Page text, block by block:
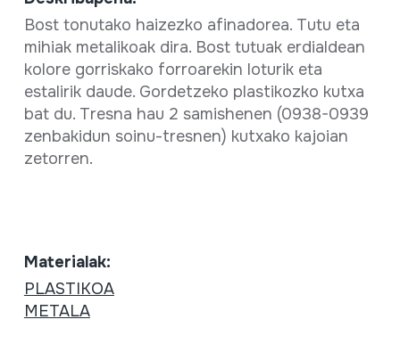
Bost tonutako haizezko afinadorea. Tutu eta
mihiak metalikoak dira. Bost tutuak erdialdean
kolore gorriskako forroarekin loturik eta
estalirik daude. Gordetzeko plastikozko kutxa
bat du. Tresna hau 2 samishenen (0938-0939
zenbakidun soinu-tresnen) kutxako kajoian
zetorren.
Materialak:
PLASTIKOA
METALA